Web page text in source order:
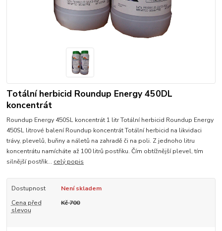
Totální herbicid Roundup Energy 450DL
koncentrát
Roundup Energy 450SL koncentrát 1 litr Totální herbicid Roundup Energy
450SL litrové balení Roundup koncentrát Totální herbicid na likvidaci
trávy, plevelů, buřiny a náletů na zahradě či na poli. Z jednoho litru
koncentrátu namícháte až 100 litrů postřiku. Čím obtížnější plevel, tím
silnější postřik... celý popis
Dostupnost
Není skladem
Cena před
slevou
Kč 700